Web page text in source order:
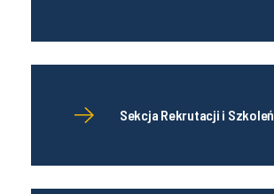
Sekcja Rekrutacji i Szkoleń